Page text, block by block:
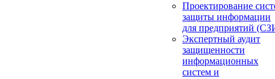
Проектирование
защиты информации
для предприятий
Экспертный аудит
защищенности
информационных
систем и